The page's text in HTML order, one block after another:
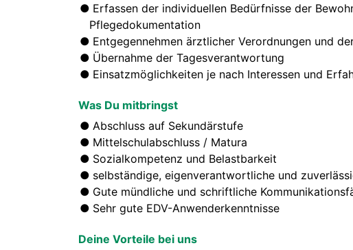
Erfassen der individuellen Bedürfnisse der
Pflegedokumentation
Entgegennehmen ärztlicher Verordnungen und
Übernahme der Tagesverantwortung
Einsatzmöglichkeiten je nach Interessen und
Was Du mitbringst
Abschluss auf Sekundärstufe
Mittelschulabschluss / Matura
Sozialkompetenz und Belastbarkeit
selbständige, eigenverantwortliche und
Gute mündliche und schriftliche
Sehr gute EDV-Anwenderkenntnisse
Deine Vorteile bei uns